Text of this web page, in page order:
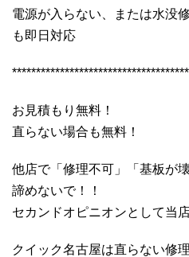
電源が入らない、または水没
も即日対応
お見積もり無料！
直らない場合も無料！
他店で「修理不可」「基板が
諦めないで！！
セカンドオピニオンとして当
クイック名古屋は直らない修